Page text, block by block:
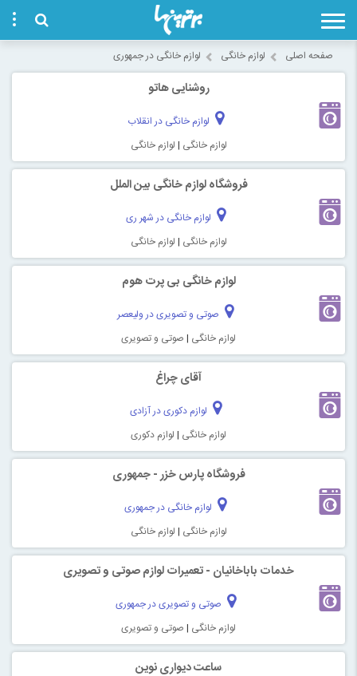
صفحه اصلی لوازم خانگی لوازم خانگی در جمهوری
روشنایی هاتو
لوازم خانگی در انقلاب
لوازم خانگی | لوازم خانگی
فروشگاه لوازم خانگی بین الملل
لوازم خانگی در شهر ری
لوازم خانگی | لوازم خانگی
لوازم خانگی بی پرت هوم
صوتی و تصویری در ولیعصر
لوازم خانگی | صوتی و تصویری
آقای چراغ
لوازم دکوری در آزادی
لوازم خانگی | لوازم دکوری
فروشگاه پارس خزر - جمهوری
لوازم خانگی در جمهوری
لوازم خانگی | لوازم خانگی
خدمات باباخانیان - تعمیرات لوازم صوتی و تصویری
صوتی و تصویری در جمهوری
لوازم خانگی | صوتی و تصویری
ساعت دیواری نوین